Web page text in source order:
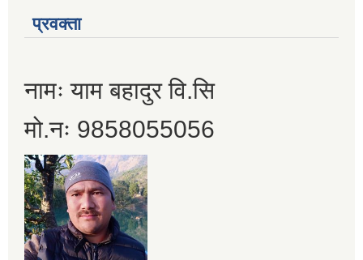
प्रवक्ता
नामः याम बहादुर वि.सि
मो.नः 9858055056